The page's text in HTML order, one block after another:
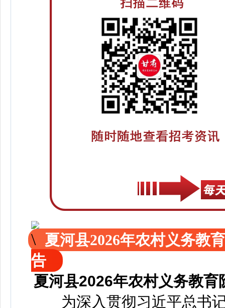
夏河县2026年农村义务教
告
夏河县2026年农村义务教
为深入贯彻习近平总书记